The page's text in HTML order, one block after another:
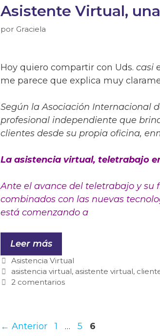
Asistente Virtual,
por Graciela
Hoy quiero compartir con Uds. casi
me parece que explica muy
Según la Asociación Internacional
profesional independiente que
clientes desde su propia oficina,
La asistencia virtual, teletrabajo
Ante el avance del teletrabajo y su
combinados con las nuevas
está comenzando a
Leer más
Asistencia Virtual
asistencia virtual, asistente virtual,
2 comentarios
← Anterior 1 … 5 6